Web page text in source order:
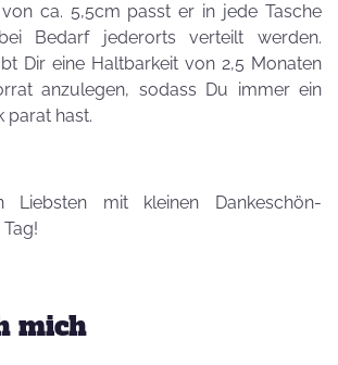
ca. 5,5cm passt er in jede Tasche
Bedarf jederorts verteilt werden.
Dir eine Haltbarkeit von 2,5 Monaten
anzulegen, sodass Du immer ein
parat hast.
Liebsten mit kleinen Dankeschön-
mich